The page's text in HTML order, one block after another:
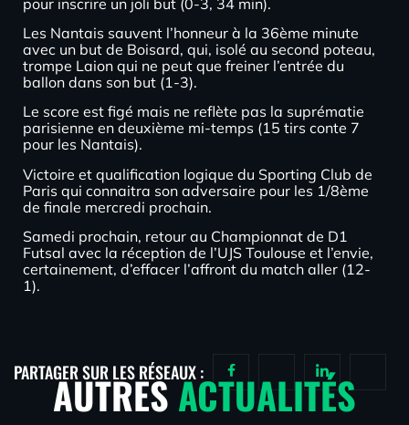
Les Nantais sauvent l’honneur à la 36ème minute
avec un but de Boisard, qui, isolé au second poteau,
trompe Laion qui ne peut que freiner l’entrée du
ballon dans son but (1-3).
Le score est figé mais ne reflète pas la suprématie
parisienne en deuxième mi-temps (15 tirs conte 7
pour les Nantais).
Victoire et qualification logique du Sporting Club de
Paris qui connaitra son adversaire pour les 1/8ème
de finale mercredi prochain.
Samedi prochain, retour au Championnat de D1
Futsal avec la réception de l’UJS Toulouse et l’envie,
certainement, d’effacer l’affront du match aller (12-
1).
PARTAGER SUR LES RÉSEAUX :
AUTRESACTUALITÉS